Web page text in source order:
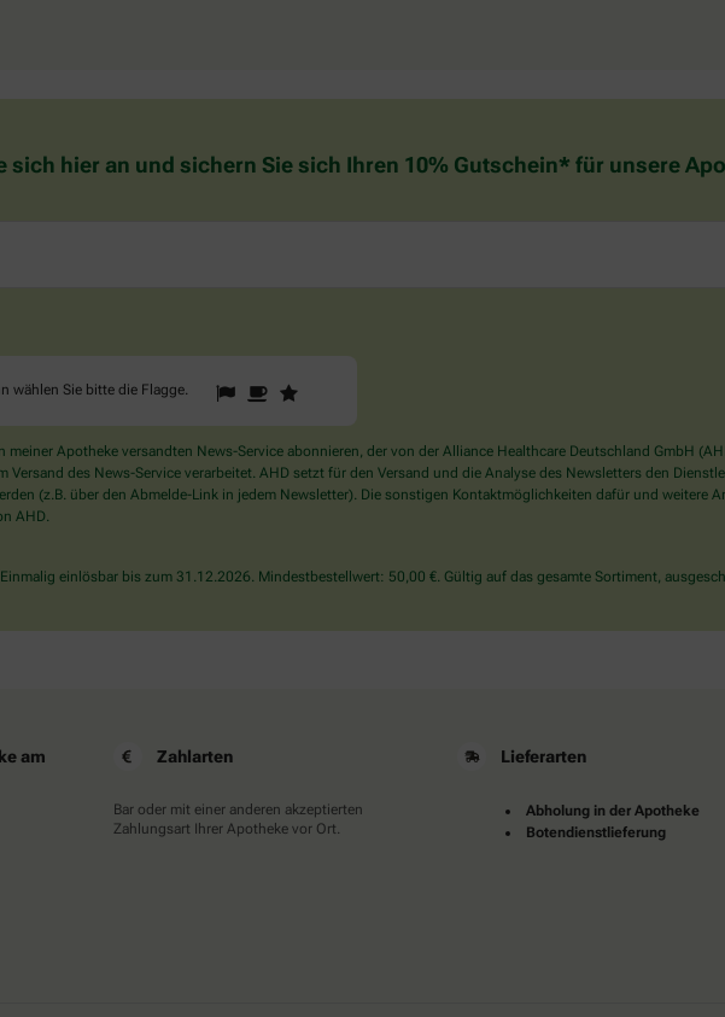
sich hier an und sichern Sie sich Ihren 10% Gutschein* für unsere
wählen Sie bitte die Flagge.
Sind
Sie
Mensch?
Dann
wählen
Flagge.
1 2
meiner Apotheke versandten News-Service abonnieren, der von der Alliance Healthcare Deutschland GmbH
Versand des News-Service verarbeitet. AHD setzt für den Versand und die Analyse des Newsletters den
(z.B. über den Abmelde-Link in jedem Newsletter). Die sonstigen Kontaktmöglichkeiten dafür und weitere
AHD.
einlösbar bis zum 31.12.2026. Mindestbestellwert: 50,00 €. Gültig auf das gesamte Sortiment,
am
Zahlarten
Bar oder mit einer anderen akzeptierten
Zahlungsart Ihrer Apotheke vor Ort.
Lieferarten
Abholung in der Apotheke
Botendienstlieferung